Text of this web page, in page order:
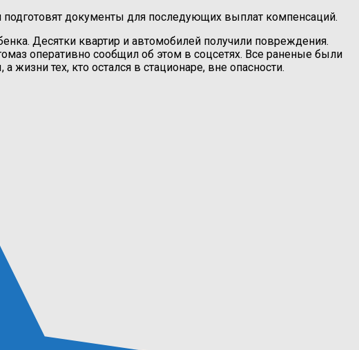
документы для последующих выплат компенсаций.
Десятки квартир и автомобилей получили повреждения.
оперативно сообщил об этом в соцсетях. Все раненые были
тех, кто остался в стационаре, вне опасности.